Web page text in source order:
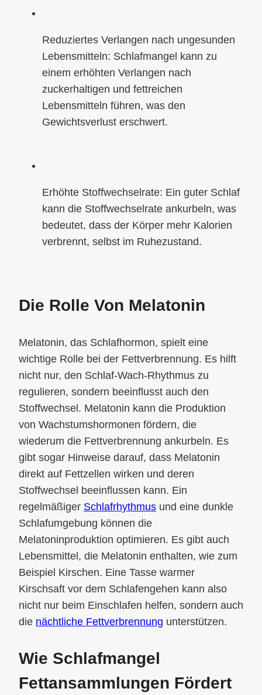
Reduziertes Verlangen nach ungesunden
Lebensmitteln: Schlafmangel kann zu
einem erhöhten Verlangen nach
zuckerhaltigen und fettreichen
Lebensmitteln führen, was den
Gewichtsverlust erschwert.
Erhöhte Stoffwechselrate: Ein guter Schlaf
kann die Stoffwechselrate ankurbeln, was
bedeutet, dass der Körper mehr Kalorien
verbrennt, selbst im Ruhezustand.
Die Rolle Von Melatonin
Melatonin, das Schlafhormon, spielt eine
wichtige Rolle bei der Fettverbrennung. Es hilft
nicht nur, den Schlaf-Wach-Rhythmus zu
regulieren, sondern beeinflusst auch den
Stoffwechsel. Melatonin kann die Produktion
von Wachstumshormonen fördern, die
wiederum die Fettverbrennung ankurbeln. Es
gibt sogar Hinweise darauf, dass Melatonin
direkt auf Fettzellen wirken und deren
Stoffwechsel beeinflussen kann. Ein
regelmäßiger Schlafrhythmus und eine dunkle
Schlafumgebung können die
Melatoninproduktion optimieren. Es gibt auch
Lebensmittel, die Melatonin enthalten, wie zum
Beispiel Kirschen. Eine Tasse warmer
Kirschsaft vor dem Schlafengehen kann also
nicht nur beim Einschlafen helfen, sondern auch
die nächtliche Fettverbrennung unterstützen.
Wie Schlafmangel
Fettansammlungen Fördert